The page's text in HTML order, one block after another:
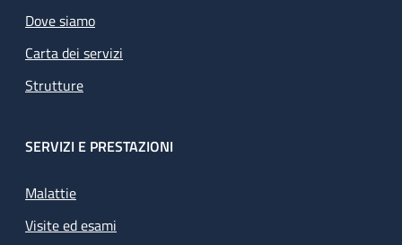
Dove siamo
Carta dei servizi
Strutture
SERVIZI E PRESTAZIONI
Malattie
Visite ed esami